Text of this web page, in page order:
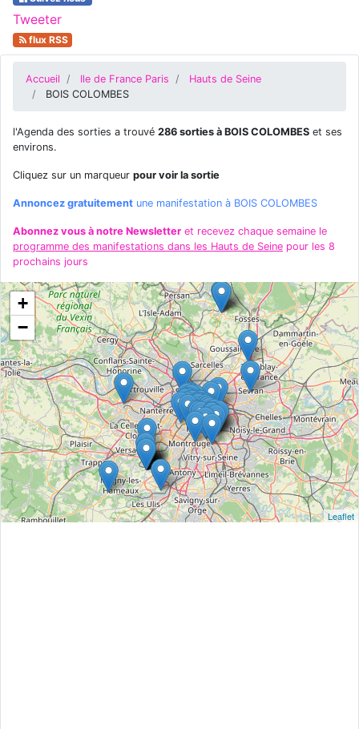
Tweeter
flux RSS
Accueil Ile de France Paris
Hauts de Seine
BOIS COLOMBES
l'Agenda des sorties a trouvé 286 sorties à BOIS COLOMBES et ses
environs.
Cliquez sur un marqueur pour voir la sortie
Annoncez gratuitement une manifestation à BOIS COLOMBES
Abonnez vous à notre Newsletter et recevez chaque semaine le
programme des manifestations dans les Hauts de Seine pour les 8
prochains jours
+
−
Leaflet